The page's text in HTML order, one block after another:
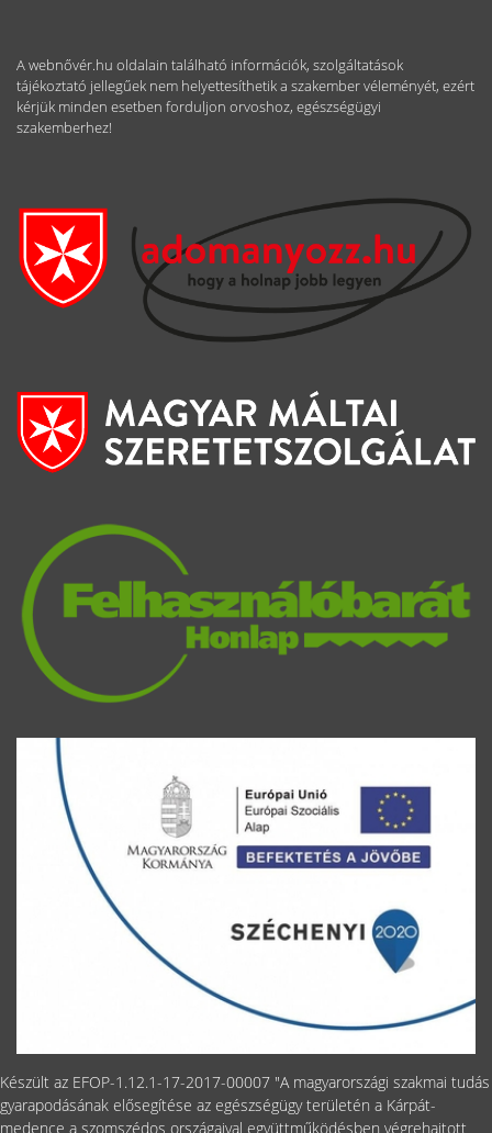
A webnővér.hu oldalain található információk, szolgáltatások
tájékoztató jellegűek nem helyettesíthetik a szakember véleményét, ezért
kérjük minden esetben forduljon orvoshoz, egészségügyi
szakemberhez!
Készült az EFOP-1.12.1-17-2017-00007 "A magyarországi szakmai tudás
gyarapodásának elősegítése az egészségügy területén a Kárpát-
medence a szomszédos országaival együttműködésben végrehajtott